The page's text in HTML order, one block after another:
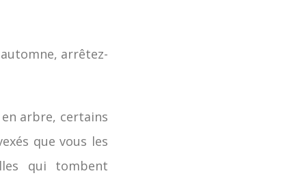
arrêtez-
en arbre, certains
que vous les
qui tombent